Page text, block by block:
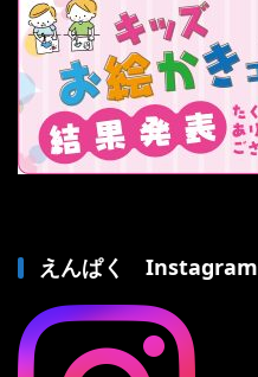
えんぱく Instagram